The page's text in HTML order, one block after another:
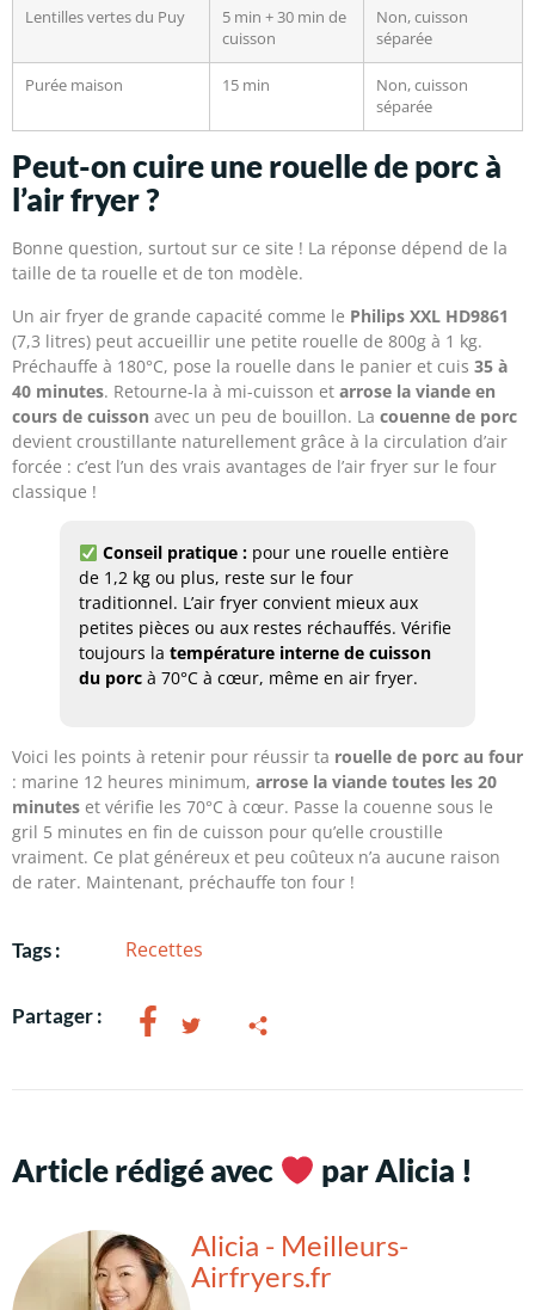
Lentilles vertes du Puy
5 min + 30 min de
cuisson
Non, cuisson
séparée
Purée maison 15 min
Non, cuisson
séparée
Peut-on cuire une rouelle de porc à
l’air fryer ?
Bonne question, surtout sur ce site ! La réponse dépend de la
taille de ta rouelle et de ton modèle.
Un air fryer de grande capacité comme le Philips XXL HD9861
(7,3 litres) peut accueillir une petite rouelle de 800g à 1 kg.
Préchauffe à 180°C, pose la rouelle dans le panier et cuis 35 à
40 minutes. Retourne-la à mi-cuisson et arrose la viande en
cours de cuisson avec un peu de bouillon. La couenne de porc
devient croustillante naturellement grâce à la circulation d’air
forcée : c’est l’un des vrais avantages de l’air fryer sur le four
classique !
Conseil pratique :pour une rouelle entière
de 1,2 kg ou plus, reste sur le four
traditionnel. L’air fryer convient mieux aux
petites pièces ou aux restes réchauffés. Vérifie
toujours la température interne de cuisson
du porc à 70°C à cœur, même en air fryer.
Voici les points à retenir pour réussir ta rouelle de porc au four
: marine 12 heures minimum, arrose la viande toutes les 20
minutes et vérifie les 70°C à cœur. Passe la couenne sous le
gril 5 minutes en fin de cuisson pour qu’elle croustille
vraiment. Ce plat généreux et peu coûteux n’a aucune raison
de rater. Maintenant, préchauffe ton four !
Tags : Recettes
Partager :
Article rédigé avec par Alicia !
Alicia - Meilleurs-
Airfryers.fr